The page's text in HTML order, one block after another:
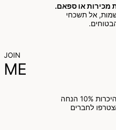
מכירות או ספאם.
אל תשכחי
JOIN
ME
הנחה
לחברים